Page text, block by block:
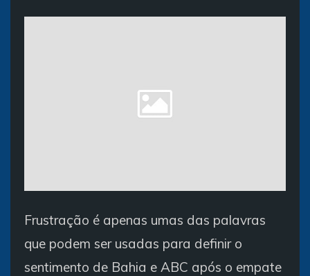
Frustração é apenas umas das palavras
que podem ser usadas para definir o
sentimento de Bahia e ABC após o empate